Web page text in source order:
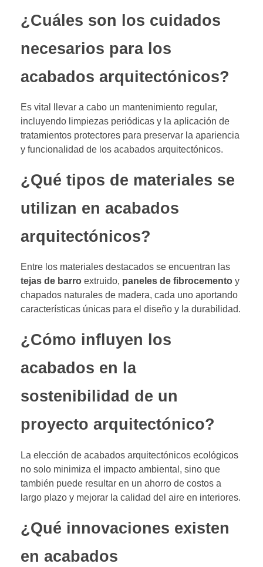
¿Cuáles son los cuidados
necesarios para los
acabados arquitectónicos?
Es vital llevar a cabo un mantenimiento regular,
incluyendo limpiezas periódicas y la aplicación de
tratamientos protectores para preservar la apariencia
y funcionalidad de los acabados arquitectónicos.
¿Qué tipos de materiales se
utilizan en acabados
arquitectónicos?
Entre los materiales destacados se encuentran las
tejas de barro extruido, paneles de fibrocemento y
chapados naturales de madera, cada uno aportando
características únicas para el diseño y la durabilidad.
¿Cómo influyen los
acabados en la
sostenibilidad de un
proyecto arquitectónico?
La elección de acabados arquitectónicos ecológicos
no solo minimiza el impacto ambiental, sino que
también puede resultar en un ahorro de costos a
largo plazo y mejorar la calidad del aire en interiores.
¿Qué innovaciones existen
en acabados